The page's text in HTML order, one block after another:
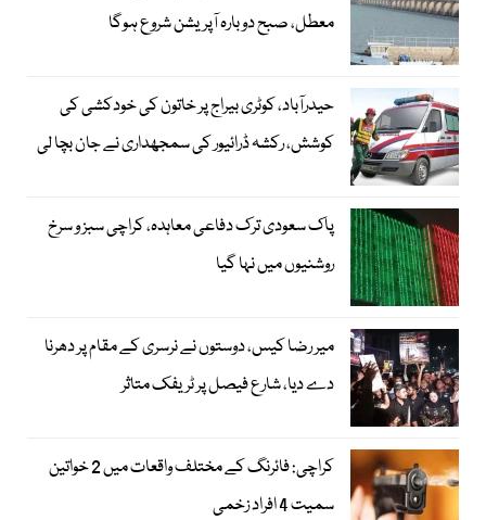
معطل، صبح دوبارہ آپریشن شروع ہوگا
حیدرآباد، کوٹری بیراج پر خاتون کی خودکشی کی
کوشش، رکشہ ڈرائیور کی سمجھداری نے جان بچا لی
پاک سعودی ترک دفاعی معاہدہ، کراچی سبز و سرخ
روشنیوں میں نہا گیا
میر رضا کیس، دوستوں نے نرسری کے مقام پر دھرنا
دے دیا، شارع فیصل پر ٹریفک متاثر
کراچی: فائرنگ کے مختلف واقعات میں 2 خواتین
سمیت 4 افراد زخمی